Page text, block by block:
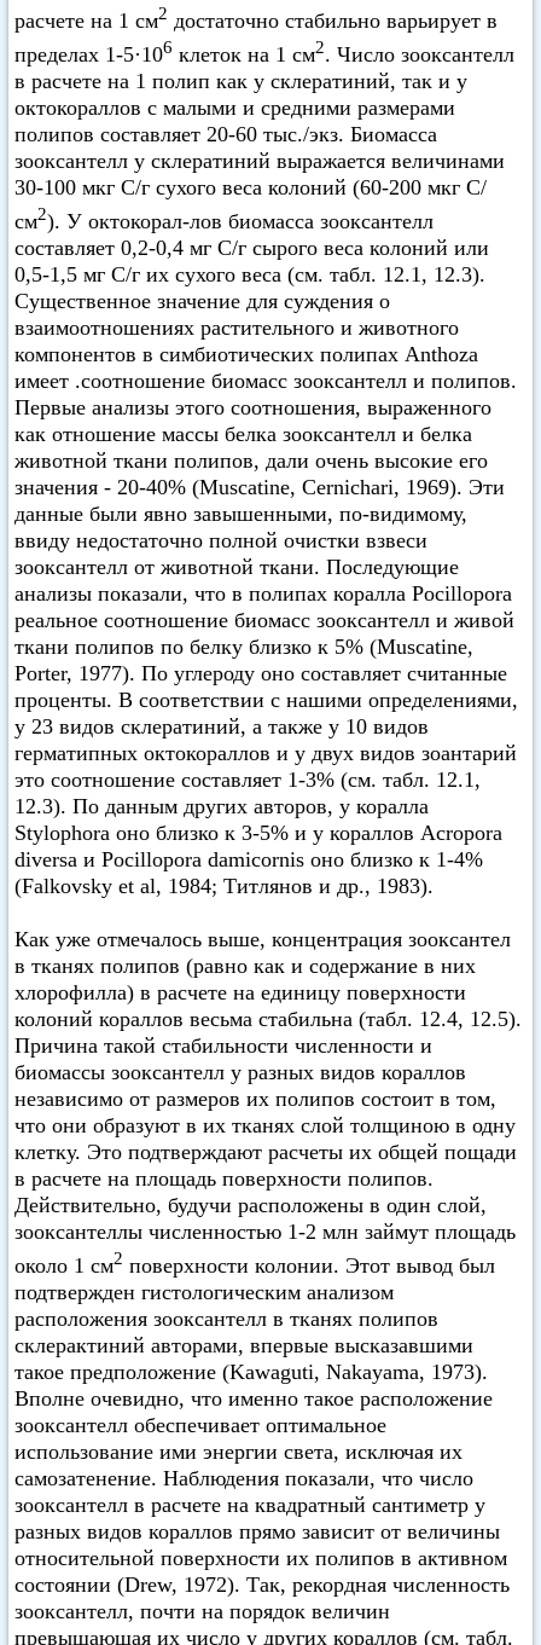
расчете на 1 см2 достаточно стабильно варьирует в
пределах 1-5·106 клеток на 1 см2. Число зооксантелл
в расчете на 1 полип как у склератиний, так и у
октокораллов с малыми и средними размерами
полипов составляет 20-60 тыс./экз. Биомасса
зооксантелл у склератиний выражается величинами
30-100 мкг С/г сухого веса колоний (60-200 мкг С/
см2). У октокорал-лов биомасса зооксантелл
составляет 0,2-0,4 мг С/г сырого веса колоний или
0,5-1,5 мг С/г их сухого веса (см. табл. 12.1, 12.3).
Существенное значение для суждения о
взаимоотношениях растительного и животного
компонентов в симбиотических полипах Anthoza
имеет .соотношение биомасс зооксантелл и полипов.
Первые анализы этого соотношения, выраженного
как отношение массы белка зооксантелл и белка
животной ткани полипов, дали очень высокие его
значения - 20-40% (Muscatine, Cernichari, 1969). Эти
данные были явно завышенными, по-видимому,
ввиду недостаточно полной очистки взвеси
зооксантелл от животной ткани. Последующие
анализы показали, что в полипах коралла Pocillopora
реальное соотношение биомасс зооксантелл и живой
ткани полипов по белку близко к 5% (Muscatine,
Porter, 1977). По углероду оно составляет считанные
проценты. В соответствии с нашими определениями,
у 23 видов склератиний, а также у 10 видов
герматипных октокораллов и у двух видов зоантарий
это соотношение составляет 1-3% (см. табл. 12.1,
12.3). По данным других авторов, у коралла
Stylophora оно близко к 3-5% и у кораллов Acropora
diversa и Pocillopora damicornis оно близко к 1-4%
(Falkovsky et al, 1984; Титлянов и др., 1983).
Как уже отмечалось выше, концентрация зооксантел
в тканях полипов (равно как и содержание в них
хлорофилла) в расчете на единицу поверхности
колоний кораллов весьма стабильна (табл. 12.4, 12.5).
Причина такой стабильности численности и
биомассы зооксантелл у разных видов кораллов
независимо от размеров их полипов состоит в том,
что они образуют в их тканях слой толщиною в одну
клетку. Это подтверждают расчеты их общей пощади
в расчете на площадь поверхности полипов.
Действительно, будучи расположены в один слой,
зооксантеллы численностью 1-2 млн займут площадь
около 1 см2 поверхности колонии. Этот вывод был
подтвержден гистологическим анализом
расположения зооксантелл в тканях полипов
склерактиний авторами, впервые высказавшими
такое предположение (Kawaguti, Nakayama, 1973).
Вполне очевидно, что именно такое расположение
зооксантелл обеспечивает оптимальное
использование ими энергии света, исключая их
самозатенение. Наблюдения показали, что число
зооксантелл в расчете на квадратный сантиметр у
разных видов кораллов прямо зависит от величины
относительной поверхности их полипов в активном
состоянии (Drew, 1972). Так, рекордная численность
зооксантелл, почти на порядок величин
превышающая их число у других кораллов (см. табл.